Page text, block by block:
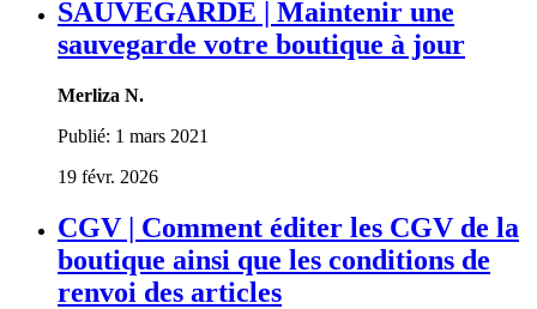
SAUVEGARDE | Maintenir une
sauvegarde votre boutique à jour
Merliza N.
Publié: 1 mars 2021
19 févr. 2026
CGV | Comment éditer les CGV de la
boutique ainsi que les conditions de
renvoi des articles